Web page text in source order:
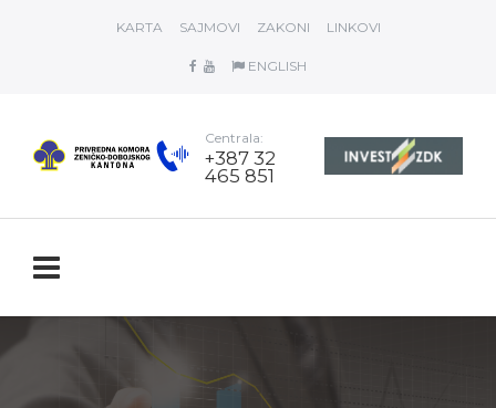
KARTA SAJMOVI ZAKONI LINKOVI
ENGLISH
Centrala:
+387 32
465 851